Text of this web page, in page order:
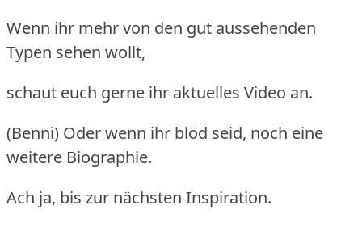
Wenn ihr mehr von den gut aussehenden
Typen sehen wollt,
schaut euch gerne ihr aktuelles Video an.
(Benni) Oder wenn ihr blöd seid, noch eine
weitere Biographie.
Ach ja, bis zur nächsten Inspiration.